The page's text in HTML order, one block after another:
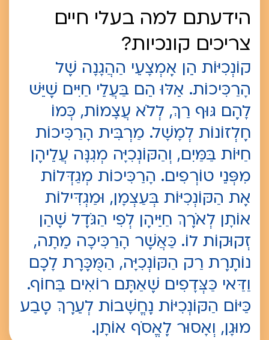
הידעתם למה בעלי חיים
צריכים קונכיות?
קוֹנְכִיּוֹת הֵן אֶמְצָעֵי הַהֲגָנָה שֶׁל
הָרַכִּיכוֹת. אֵלּוּ הֵם בַּעֲלֵי חַיִּים שֶׁיֵּשׁ
לָהֶם גּוּף רַךְ, לְלֹא עֲצָמוֹת, כְּמוֹ
חֶלְזוֹנוֹת לְמָשָׁל. מַרְבִּית הָרַכִּיכוֹת
חַיּוֹת בַּמַּיִם, וְהַקּוֹנְכִיָּה מְגִנָּה עֲלֵיהֶן
מִפְּנֵי טוֹרְפִים. הָרַכִּיכוֹת מְגַדְּלוֹת
אֶת הַקּוֹנְכִיּוֹת בְּעַצְמָן, וּמַגְדִּילוֹת
אוֹתָן לְאֹרֶךְ חַיֵּיהֶן לְפִי הַגֹּדֶל שֶׁהֵן
זְקוּקוֹת לוֹ. כַּאֲשֶׁר הָרַכִּיכָה מֵתָה,
נוֹתֶרֶת רַק הַקּוֹנְכִיָּה, הַמֻּכֶּרֶת לָכֶם
וַדַּאי כַּצְּדָפִים שֶׁאַתֶּם רוֹאִים בַּחוֹף.
כַּיּוֹם הַקּוֹנְכִיּוֹת נֶחֱשָׁבוֹת לְעֵרֶךְ טֶבַע
מוּגָן, וְאָסוּר לֶאֱסֹף אוֹתָן.